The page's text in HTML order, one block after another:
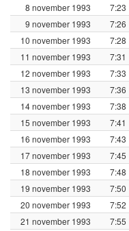
8 november 1993 7:23
9 november 1993
7:26
10 november 1993
7:28
11 november 1993
7:31
12 november 1993
7:33
13 november 1993
7:36
14 november 1993
7:38
15 november 1993
7:41
16 november 1993
7:43
17 november 1993
7:45
18 november 1993
7:48
19 november 1993
7:50
20 november 1993
7:52
21 november 1993
7:55